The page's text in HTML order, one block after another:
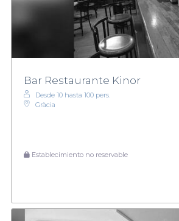
Bar Restaurante Kinor
Desde 10 hasta 100 pers.
Gràcia
Establecimiento no reservable